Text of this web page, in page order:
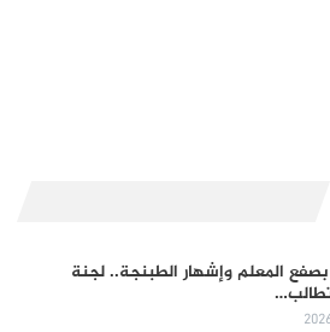
بصفع المعلم وإشهار الطبنجة.. لجنة